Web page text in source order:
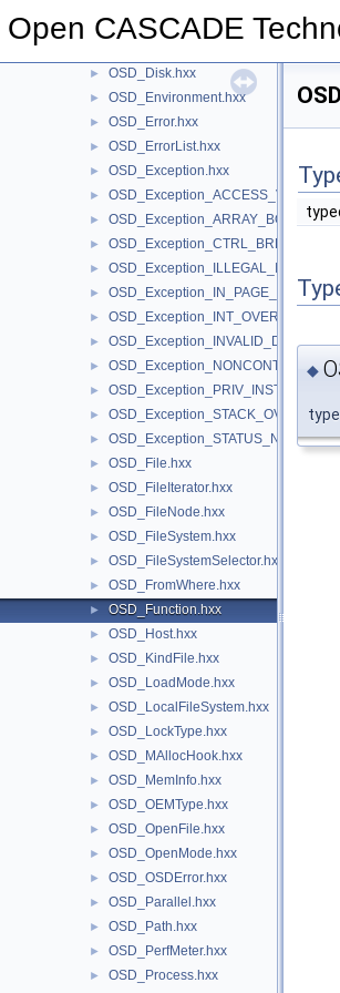
Open CASCADE
► OSD_Directory.hxx
► OSD_Disk.hxx
► OSD_Environment.hxx
► OSD_Error.hxx
► OSD_ErrorList.hxx
► OSD_Exception.hxx
►
►
► OSD_Exception_CTRL_BREAK.hxx
►
►
► OSD_Exception_INT_OVERFLOW.hxx
►
►
►
►
►
► OSD_File.hxx
► OSD_FileIterator.hxx
► OSD_FileNode.hxx
► OSD_FileSystem.hxx
► OSD_FileSystemSelector.hxx
► OSD_FromWhere.hxx
► OSD_Function.hxx
► OSD_Host.hxx
► OSD_KindFile.hxx
► OSD_LoadMode.hxx
► OSD_LocalFileSystem.hxx
► OSD_LockType.hxx
► OSD_MAllocHook.hxx
► OSD_MemInfo.hxx
► OSD_OEMType.hxx
► OSD_OpenFile.hxx
► OSD_OpenMode.hxx
► OSD_OSDError.hxx
► OSD_Parallel.hxx
► OSD_Path.hxx
► OSD_PerfMeter.hxx
►
OSD_Process.hxx
◆